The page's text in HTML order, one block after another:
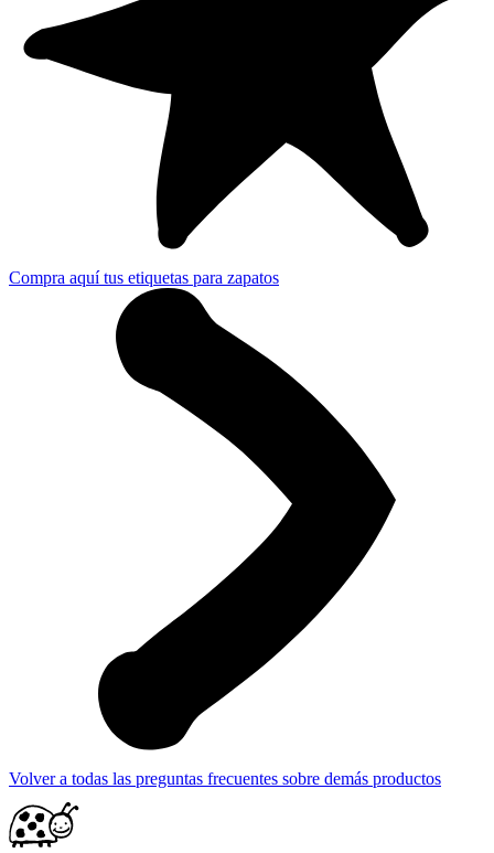
Compra aquí tus etiquetas para zapatos
Volver a todas las preguntas frecuentes sobre demás productos